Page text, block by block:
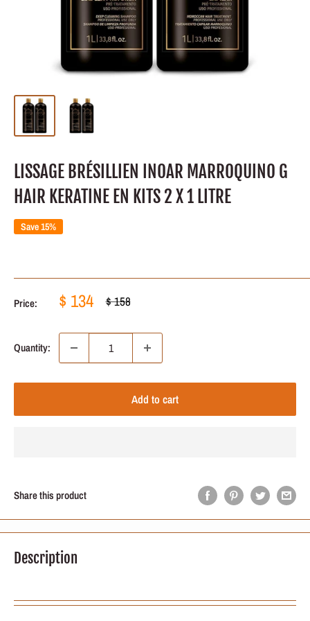
LISSAGE BRÉSILLIEN INOAR MARROQUINO G
HAIR KERATINE EN KITS 2 X 1 LITRE
Save 15%
Price: Sale
$ 134 Regular
$ 158
Quantity:
Add to cart
Share this product
Description